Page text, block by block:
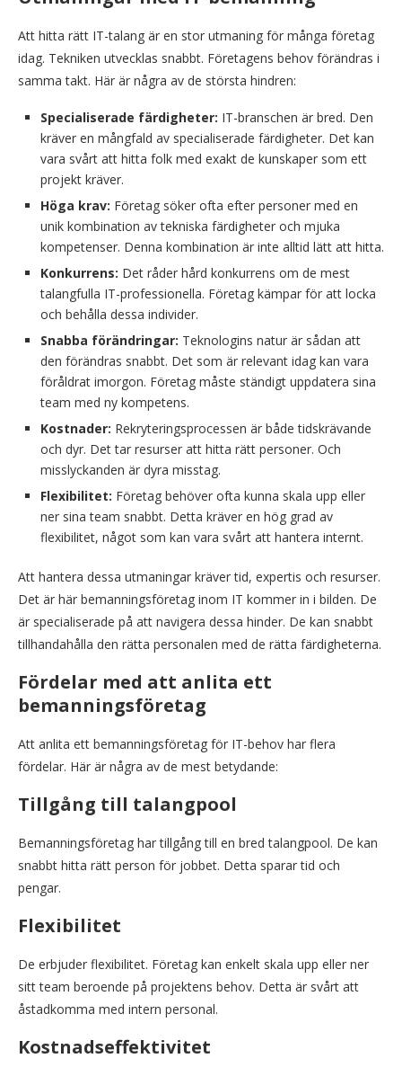
Att hitta rätt IT-talang är en stor utmaning för många företag
idag. Tekniken utvecklas snabbt. Företagens behov förändras i
samma takt. Här är några av de största hindren:
Specialiserade färdigheter: IT-branschen är bred. Den
kräver en mångfald av specialiserade färdigheter. Det kan
vara svårt att hitta folk med exakt de kunskaper som ett
projekt kräver.
Höga krav: Företag söker ofta efter personer med en
unik kombination av tekniska färdigheter och mjuka
kompetenser. Denna kombination är inte alltid lätt att hitta.
Konkurrens: Det råder hård konkurrens om de mest
talangfulla IT-professionella. Företag kämpar för att locka
och behålla dessa individer.
Snabba förändringar: Teknologins natur är sådan att
den förändras snabbt. Det som är relevant idag kan vara
föråldrat imorgon. Företag måste ständigt uppdatera sina
team med ny kompetens.
Kostnader: Rekryteringsprocessen är både tidskrävande
och dyr. Det tar resurser att hitta rätt personer. Och
misslyckanden är dyra misstag.
Flexibilitet: Företag behöver ofta kunna skala upp eller
ner sina team snabbt. Detta kräver en hög grad av
flexibilitet, något som kan vara svårt att hantera internt.
Att hantera dessa utmaningar kräver tid, expertis och resurser.
Det är här bemanningsföretag inom IT kommer in i bilden. De
är specialiserade på att navigera dessa hinder. De kan snabbt
tillhandahålla den rätta personalen med de rätta färdigheterna.
Fördelar med att anlita ett
bemanningsföretag
Att anlita ett bemanningsföretag för IT-behov har flera
fördelar. Här är några av de mest betydande:
Tillgång till talangpool
Bemanningsföretag har tillgång till en bred talangpool. De kan
snabbt hitta rätt person för jobbet. Detta sparar tid och
pengar.
Flexibilitet
De erbjuder flexibilitet. Företag kan enkelt skala upp eller ner
sitt team beroende på projektens behov. Detta är svårt att
åstadkomma med intern personal.
Kostnadseffektivitet